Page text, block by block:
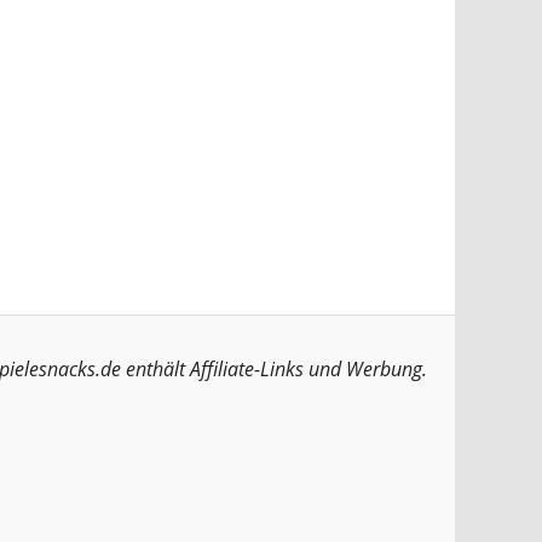
enthält Affiliate-Links und Werbung.